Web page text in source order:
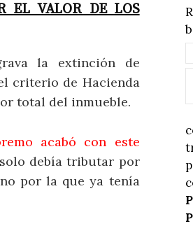
EL VALOR DE LOS
la extinción de
criterio de Hacienda
total del inmueble.
acabó con este
debía tributar por
por la que ya tenía